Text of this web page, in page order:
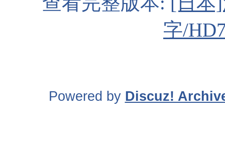
字/
Powered by Discuz!